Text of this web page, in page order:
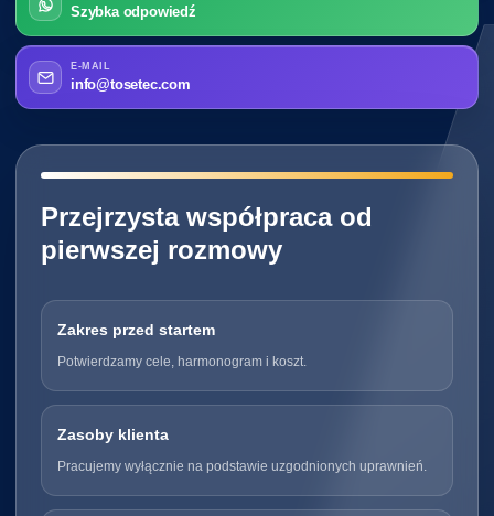
Szybka odpowiedź
E-MAIL
info@tosetec.com
━━━━━━━━━━━━━━━━━━━━━━━━━━━━
Przejrzysta współpraca od
pierwszej rozmowy
Zakres przed startem
Potwierdzamy cele, harmonogram i koszt.
Zasoby klienta
Pracujemy wyłącznie na podstawie uzgodnionych uprawnień.